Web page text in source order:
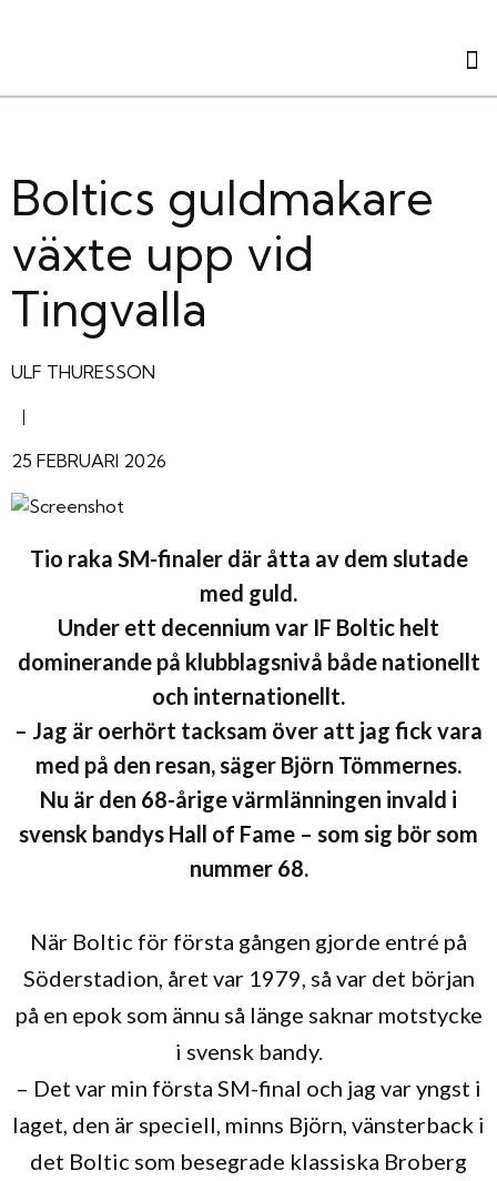
Boltics guldmakare
växte upp vid
Tingvalla
ULF THURESSON
|
25 FEBRUARI 2026
Tio raka SM-finaler där åtta av dem slutade
med guld.
Under ett decennium var IF Boltic helt
dominerande på klubblagsnivå både nationellt
och internationellt.
– Jag är oerhört tacksam över att jag fick vara
med på den resan, säger Björn Tömmernes.
Nu är den 68-årige värmlänningen invald i
svensk bandys Hall of Fame – som sig bör som
nummer 68.
När Boltic för första gången gjorde entré på
Söderstadion, året var 1979, så var det början
på en epok som ännu så länge saknar motstycke
i svensk bandy.
– Det var min första SM-final och jag var yngst i
laget, den är speciell, minns Björn, vänsterback i
det Boltic som besegrade klassiska Broberg